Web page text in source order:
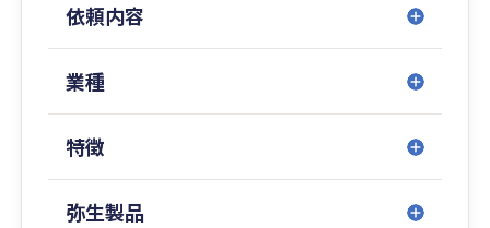
かりやすく、そして正確に対応することで、経営
のスピード感を損なわせません 。
「結果」であると考えています 。当たり前のこと
を当たり前に遂行し、率直なコミュニケーション
を通じて、経営者が安心して相談できる「安全な
依頼内容
業種
特徴
弥生製品